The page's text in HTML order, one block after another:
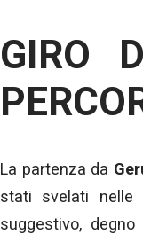
GIRO
La partenza da
stati svelati nelle
suggestivo,